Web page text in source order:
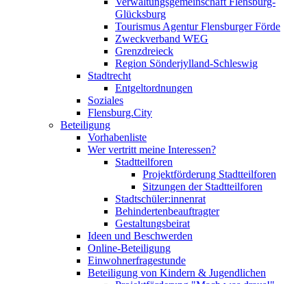
Glücksburg
Tourismus Agentur Flensburger Förde
Zweckverband WEG
Grenzdreieck
Region Sönderjylland-Schleswig
Stadtrecht
Entgeltordnungen
Soziales
Flensburg.City
Beteiligung
Vorhabenliste
Wer vertritt meine Interessen?
Stadtteilforen
Projektförderung Stadtteilforen
Sitzungen der Stadtteilforen
Stadtschüler:innenrat
Behindertenbeauftragter
Gestaltungsbeirat
Ideen und Beschwerden
Online-Beteiligung
Einwohnerfragestunde
Beteiligung von Kindern & Jugendlichen